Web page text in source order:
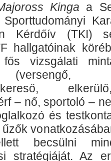
Kinga a
Kérdőív (TKI)
hallgatóinak
vizsgálati
– nő, sportoló –
és
becsülni
stratégiáját. Az